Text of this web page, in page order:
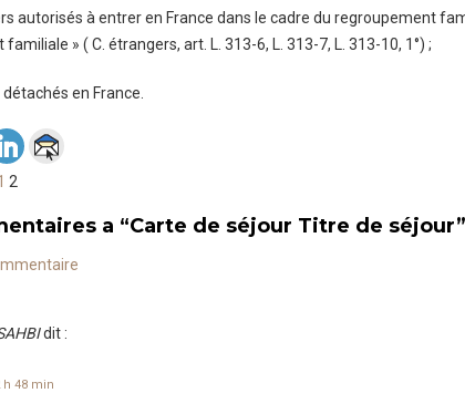
autorisés à entrer en France dans le cadre du regroupement
familiale » ( C. étrangers, art. L. 313-6, L. 313-7, L. 313-10, 1°) ;
en France.
2
a “Carte de séjour Titre de séjour”
dit :
h 48 min